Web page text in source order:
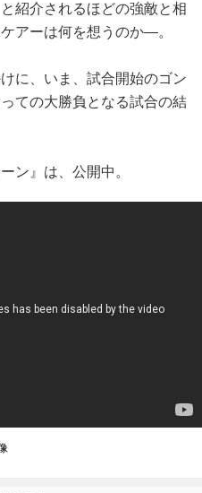
紹介されるほどの強敵と相
アーは何を想うのか―。
に、いま、試合開始のゴン
ての大勝負となる試合の結
ン』は、公開中。